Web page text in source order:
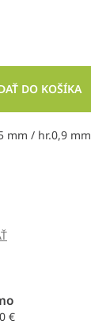
DO KOŠÍKA
mm / hr.0,9 mm
€